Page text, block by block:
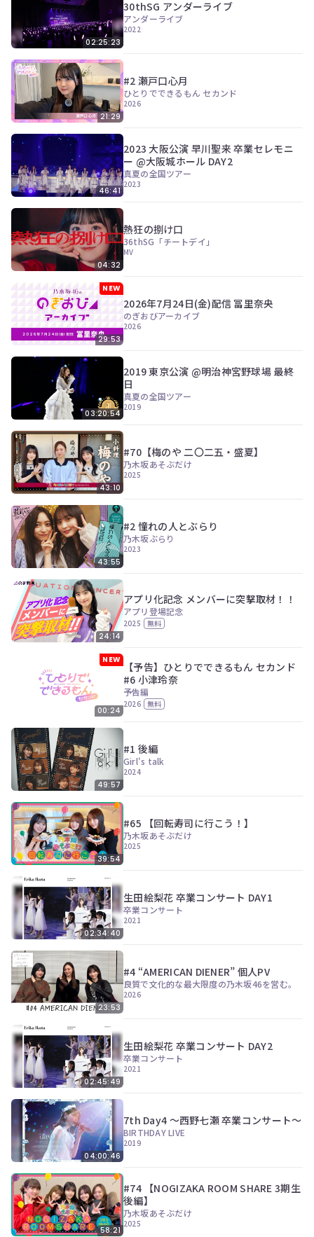
02:25:23
30thSG アンダーライブ
アンダーライブ
2022
21:29
#2 瀬戸口心月
ひとりでできるもん セカンド
2026
46:41
2023 大阪公演 早川聖来 卒業セレモニ
ー @大阪城ホール DAY2
真夏の全国ツアー
2023
04:32
熱狂の捌け口
36thSG「チートデイ」
MV
NEW
29:53
2026年7月24日(金)配信 冨里奈央
のぎおびアーカイブ
2026
03:20:54
2019 東京公演 @明治神宮野球場 最終
日
真夏の全国ツアー
2019
43:10
#70【梅のや 二〇二五・盛夏】
乃木坂あそぶだけ
2025
43:55
#2 憧れの人とぶらり
乃木坂ぶらり
2023
24:14
アプリ化記念 メンバーに突撃取材！！
アプリ登場記念
2025 無料
NEW
00:24
【予告】ひとりでできるもん セカンド
#6 小津玲奈
予告編
2026 無料
49:57
#1 後編
Girl's talk
2024
39:54
#65 【回転寿司に行こう！】
乃木坂あそぶだけ
2025
02:34:40
生田絵梨花 卒業コンサート DAY1
卒業コンサート
2021
23:53
#4 “AMERICAN DIENER” 個人PV
良質で文化的な最大限度の乃木坂46を営む。
2026
02:45:49
生田絵梨花 卒業コンサート DAY2
卒業コンサート
2021
04:00:46
7th Day4 〜西野七瀬 卒業コンサート〜
BIRTHDAY LIVE
2019
58:21
#74 【NOGIZAKA ROOM SHARE 3期生
後編】
乃木坂あそぶだけ
2025